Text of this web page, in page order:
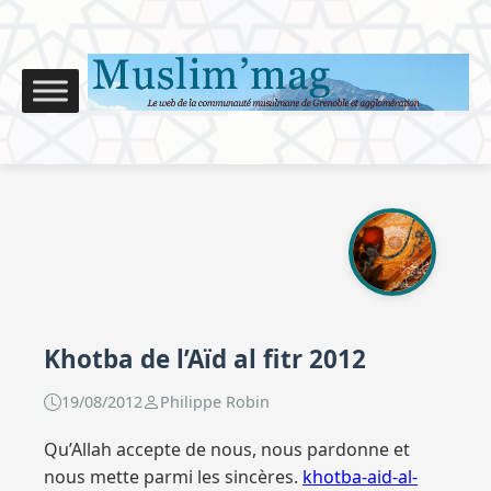
Khotba de l’Aïd al fitr 2012
19/08/2012 Philippe Robin
Qu’Allah accepte de nous, nous pardonne et
nous mette parmi les sincères. khotba-aid-al-